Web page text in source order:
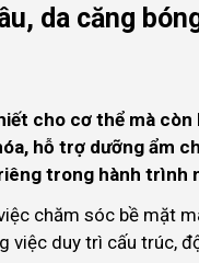
da căng
cho cơ thể mà còn
hỗ trợ dưỡng ẩm
trong hành trình
chăm sóc bề mặt
duy trì cấu trúc,